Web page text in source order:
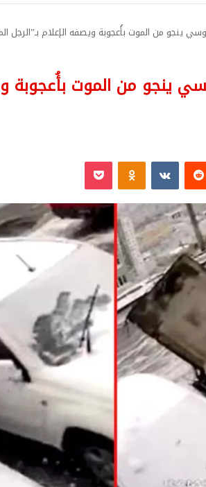
ينجو من الموت بأُعجوبة ويصفه الإعلام بـ”الرجل
ينجو من الموت بأُعجوبة
Odnoklassniki
‫Pocket